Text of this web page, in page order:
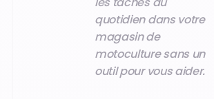
quotidien dans votre
magasin de
motoculture sans un
outil pour vous aider.